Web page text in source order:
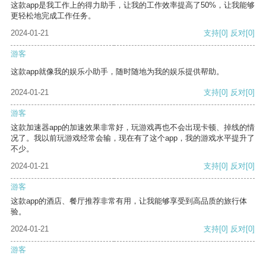
这款app是我工作上的得力助手，让我的工作效率提高了50%，让我能够
更轻松地完成工作任务。
2024-01-21
支持[0] 反对[0]
游客
这款app就像我的娱乐小助手，随时随地为我的娱乐提供帮助。
2024-01-21 支持[0] 反对[0]
游客
这款加速器app的加速效果非常好，玩游戏再也不会出现卡顿、掉线的情
况了。我以前玩游戏经常会输，现在有了这个app，我的游戏水平提升了
不少。
2024-01-21
支持[0] 反对[0]
游客
这款app的酒店、餐厅推荐非常有用，让我能够享受到高品质的旅行体
验。
2024-01-21
支持[0] 反对[0]
游客